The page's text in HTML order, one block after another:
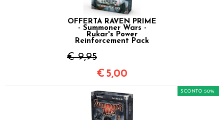
OFFERTA RAVEN PRIME
- Summoner Wars -
Rukar's Power
Reinforcement Pack
€ 9,95
€ 5,00
SCONTO 50%